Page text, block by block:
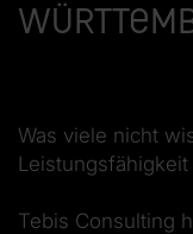
Was viele nicht
Tebis Consulting